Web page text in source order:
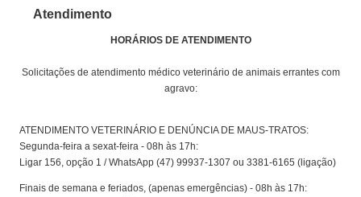
Atendimento
HORÁRIOS DE ATENDIMENTO
Solicitações de atendimento médico veterinário de animais errantes com
agravo:
ATENDIMENTO VETERINÁRIO E DENÚNCIA DE MAUS-TRATOS:
Segunda-feira a sexat-feira - 08h às 17h:
Ligar 156, opção 1 / WhatsApp (47) 99937-1307 ou 3381-6165 (ligação)
Finais de semana e feriados, (apenas emergências) - 08h às 17h: